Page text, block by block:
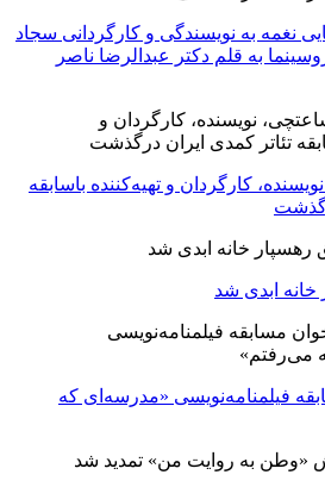
نغمه به نویسندگی و کارگردانی سجاد
به قلم دکتر عبدالرضا ناصر
کارگردان و تهیه‌کننده باسابقه
ابدی شد
فیلمنامه‌نویسی «مدرسه‌ای که